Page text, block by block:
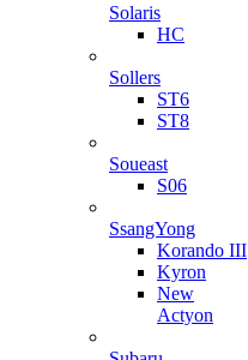
Solaris
HC
Sollers
ST6
ST8
Soueast
S06
SsangYong
Korando III
Kyron
New
Actyon